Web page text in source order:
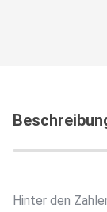
Hinter den